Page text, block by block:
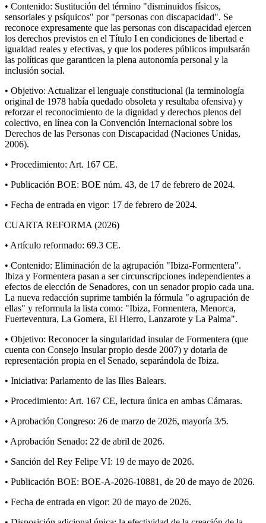
• Contenido: Sustitución del término "disminuidos físicos,
sensoriales y psíquicos" por "personas con discapacidad". Se
reconoce expresamente que las personas con discapacidad ejercen
los derechos previstos en el Título I en condiciones de libertad e
igualdad reales y efectivas, y que los poderes públicos impulsarán
las políticas que garanticen la plena autonomía personal y la
inclusión social.
• Objetivo: Actualizar el lenguaje constitucional (la terminología
original de 1978 había quedado obsoleta y resultaba ofensiva) y
reforzar el reconocimiento de la dignidad y derechos plenos del
colectivo, en línea con la Convención Internacional sobre los
Derechos de las Personas con Discapacidad (Naciones Unidas,
2006).
• Procedimiento: Art. 167 CE.
• Publicación BOE: BOE núm. 43, de 17 de febrero de 2024.
• Fecha de entrada en vigor: 17 de febrero de 2024.
CUARTA REFORMA (2026)
• Artículo reformado: 69.3 CE.
• Contenido: Eliminación de la agrupación "Ibiza-Formentera".
Ibiza y Formentera pasan a ser circunscripciones independientes a
efectos de elección de Senadores, con un senador propio cada una.
La nueva redacción suprime también la fórmula "o agrupación de
ellas" y reformula la lista como: "Ibiza, Formentera, Menorca,
Fuerteventura, La Gomera, El Hierro, Lanzarote y La Palma".
• Objetivo: Reconocer la singularidad insular de Formentera (que
cuenta con Consejo Insular propio desde 2007) y dotarla de
representación propia en el Senado, separándola de Ibiza.
• Iniciativa: Parlamento de las Illes Balears.
• Procedimiento: Art. 167 CE, lectura única en ambas Cámaras.
• Aprobación Congreso: 26 de marzo de 2026, mayoría 3/5.
• Aprobación Senado: 22 de abril de 2026.
• Sanción del Rey Felipe VI: 19 de mayo de 2026.
• Publicación BOE: BOE-A-2026-10881, de 20 de mayo de 2026.
• Fecha de entrada en vigor: 20 de mayo de 2026.